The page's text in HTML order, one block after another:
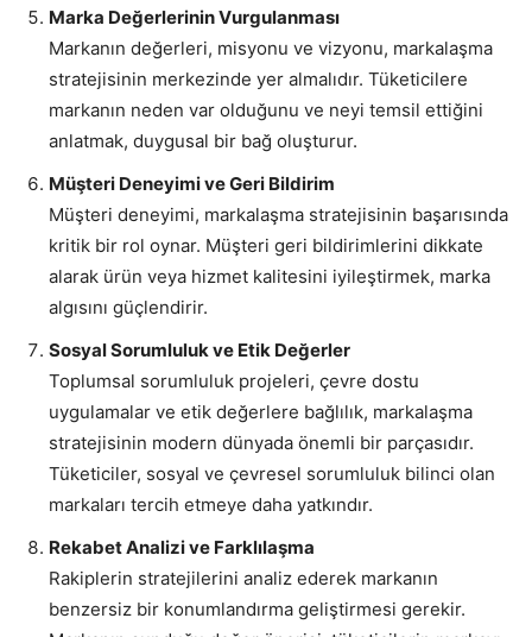
Marka Değerlerinin Vurgulanması
Markanın değerleri, misyonu ve vizyonu, markalaşma
stratejisinin merkezinde yer almalıdır. Tüketicilere
markanın neden var olduğunu ve neyi temsil ettiğini
anlatmak, duygusal bir bağ oluşturur.
Müşteri Deneyimi ve Geri Bildirim
Müşteri deneyimi, markalaşma stratejisinin başarısında
kritik bir rol oynar. Müşteri geri bildirimlerini dikkate
alarak ürün veya hizmet kalitesini iyileştirmek, marka
algısını güçlendirir.
Sosyal Sorumluluk ve Etik Değerler
Toplumsal sorumluluk projeleri, çevre dostu
uygulamalar ve etik değerlere bağlılık, markalaşma
stratejisinin modern dünyada önemli bir parçasıdır.
Tüketiciler, sosyal ve çevresel sorumluluk bilinci olan
markaları tercih etmeye daha yatkındır.
Rekabet Analizi ve Farklılaşma
Rakiplerin stratejilerini analiz ederek markanın
benzersiz bir konumlandırma geliştirmesi gerekir.